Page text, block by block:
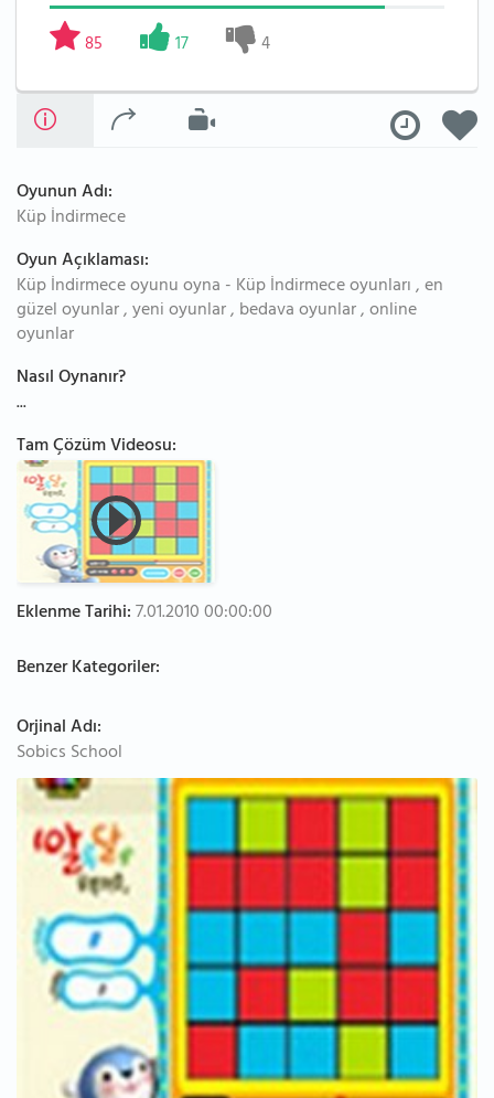
85 17 4
Oyunun Adı:
Küp İndirmece
Oyun Açıklaması:
Küp İndirmece oyunu oyna - Küp İndirmece oyunları , en
güzel oyunlar , yeni oyunlar , bedava oyunlar , online
oyunlar
Nasıl Oynanır?
...
Tam Çözüm Videosu:
Eklenme Tarihi:7.01.2010 00:00:00
Benzer Kategoriler:
Orjinal Adı:
Sobics School